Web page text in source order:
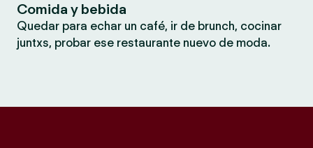
Comida y bebida
Quedar para echar un café, ir de brunch, cocinar
juntxs, probar ese restaurante nuevo de moda.